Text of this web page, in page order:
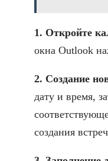
1. Откройте
окна Outlook
2. Создание
дату и время,
создания